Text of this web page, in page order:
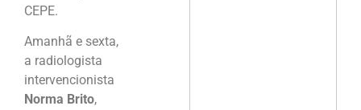
CEPE.
Amanhã e sexta,
a radiologista
intervencionista
Norma Brito,